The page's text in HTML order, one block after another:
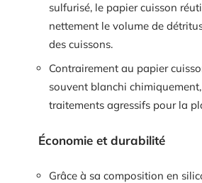
sulfurisé, le papier cuisson
nettement le volume de
des cuissons.
Contrairement au papier
souvent blanchi
traitements agressifs pour la
Économie et durabilité
Grâce à sa composition en